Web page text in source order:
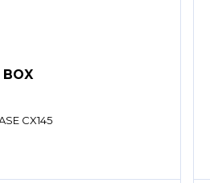
BOX
CX145